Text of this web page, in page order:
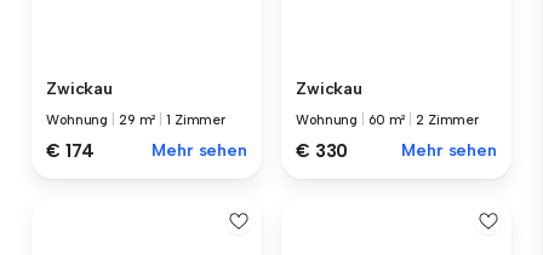
Zwickau
Wohnung 29 m² |1 Zimmer
€ 174 Mehr sehen
Zwickau
Wohnung 60 m² |2 Zimmer
€ 330 Mehr sehen